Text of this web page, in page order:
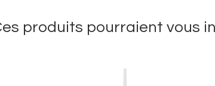
produits pourraient vous